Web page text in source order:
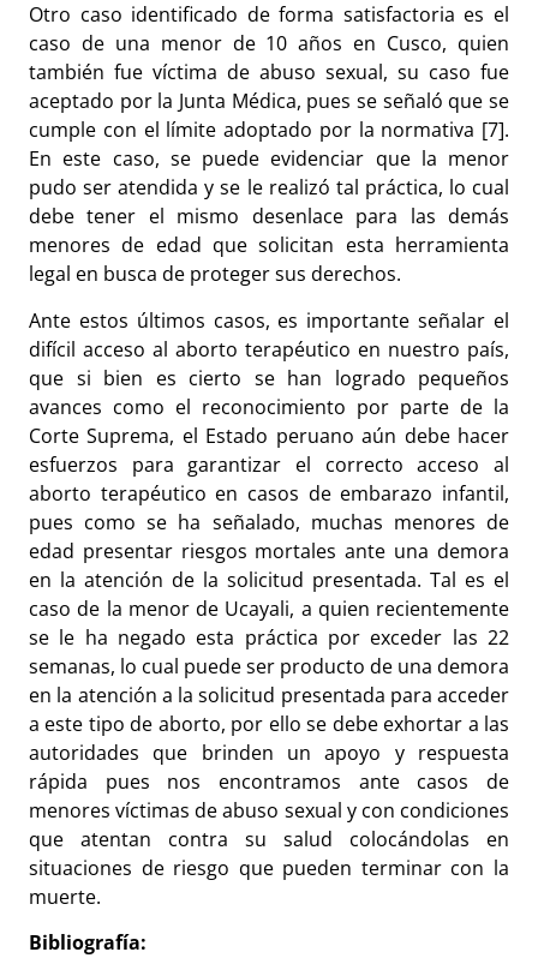
Otro caso identificado de forma satisfactoria es el
caso de una menor de 10 años en Cusco, quien
también fue víctima de abuso sexual, su caso fue
aceptado por la Junta Médica, pues se señaló que se
cumple con el límite adoptado por la normativa [7].
En este caso, se puede evidenciar que la menor
pudo ser atendida y se le realizó tal práctica, lo cual
debe tener el mismo desenlace para las demás
menores de edad que solicitan esta herramienta
legal en busca de proteger sus derechos.
Ante estos últimos casos, es importante señalar el
difícil acceso al aborto terapéutico en nuestro país,
que si bien es cierto se han logrado pequeños
avances como el reconocimiento por parte de la
Corte Suprema, el Estado peruano aún debe hacer
esfuerzos para garantizar el correcto acceso al
aborto terapéutico en casos de embarazo infantil,
pues como se ha señalado, muchas menores de
edad presentar riesgos mortales ante una demora
en la atención de la solicitud presentada. Tal es el
caso de la menor de Ucayali, a quien recientemente
se le ha negado esta práctica por exceder las 22
semanas, lo cual puede ser producto de una demora
en la atención a la solicitud presentada para acceder
a este tipo de aborto, por ello se debe exhortar a las
autoridades que brinden un apoyo y respuesta
rápida pues nos encontramos ante casos de
menores víctimas de abuso sexual y con condiciones
que atentan contra su salud colocándolas en
situaciones de riesgo que pueden terminar con la
muerte.
Bibliografía: